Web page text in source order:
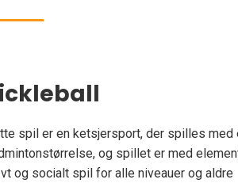
spil er en ketsjersport, der spilles
og spillet er med
og socialt spil for alle niveauer og aldre